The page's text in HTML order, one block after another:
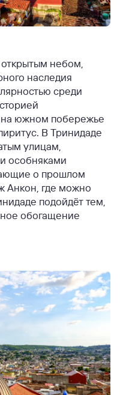
небом,
наследия
среди
на южном побережье
В Тринидаде
улицам,
особняками
о прошлом
Анкон, где можно
подойдёт тем,
обогащение